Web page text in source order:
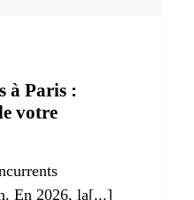
à Paris :
votre
En 2026, la[...]